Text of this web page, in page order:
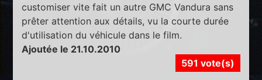
customiser vite fait un autre GMC Vandura sans
prêter attention aux détails, vu la courte durée
d'utilisation du véhicule dans le film.
Ajoutée le 21.10.2010
591 vote(s)